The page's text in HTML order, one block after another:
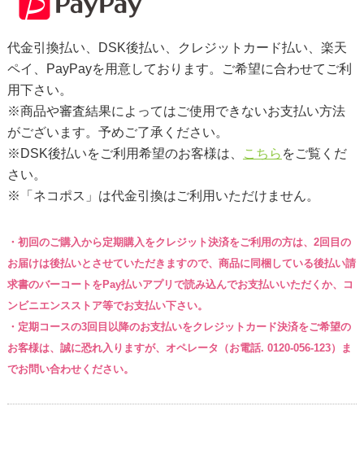
代金引換払い、DSK後払い、クレジットカード払い、楽天
ペイ、PayPayを用意しております。ご希望に合わせてご利
用下さい。
※商品や審査結果によってはご使用できないお支払い方法
がございます。予めご了承ください。
※DSK後払いをご利用希望のお客様は、
こちら をご覧くだ
さい。
※「ネコポス」は代金引換はご利用いただけません。
・初回のご購入から定期購入をクレジット決済をご利用の方は、2回目の
お届けは後払いとさせていただきますので、商品に同梱している後払い請
求書のバーコートをPay払いアプリで読み込んでお支払いいただくか、コ
ンビニエンスストア等でお支払い下さい。
・定期コースの3回目以降のお支払いをクレジットカード決済をご希望の
お客様は、誠に恐れ入りますが、オペレータ （お電話. 0120-056-123）
ま
でお問い合わせください。